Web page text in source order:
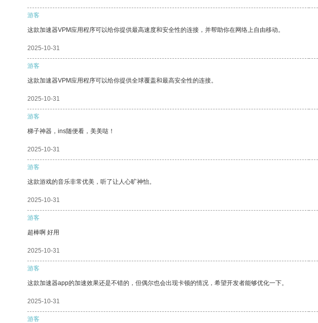
游客
这款加速器VPM应用程序可以给你提供最高速度和安全性的连接，并帮助你在网络上自由移动。
2025-10-31
游客
这款加速器VPM应用程序可以给你提供全球覆盖和最高安全性的连接。
2025-10-31
游客
梯子神器，ins随便看，美美哒！
2025-10-31
游客
这款游戏的音乐非常优美，听了让人心旷神怡。
2025-10-31
游客
超棒啊 好用
2025-10-31
游客
这款加速器app的加速效果还是不错的，但偶尔也会出现卡顿的情况，希望开发者能够优化一下。
2025-10-31
游客